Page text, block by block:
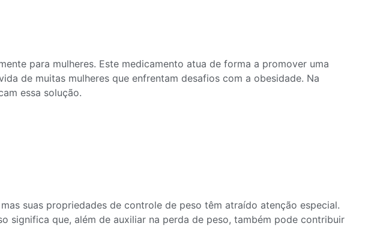
para mulheres. Este medicamento atua de forma a promover uma
de muitas mulheres que enfrentam desafios com a obesidade. Na
essa solução.
suas propriedades de controle de peso têm atraído atenção especial.
significa que, além de auxiliar na perda de peso, também pode contribuir